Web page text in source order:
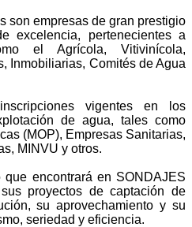
son empresas de gran prestigio
excelencia, pertenecientes a
el Agrícola, Vitivinícola,
Inmobiliarias, Comités de Agua
vigentes en los
de agua, tales como
(MOP), Empresas Sanitarias,
MINVU y otros.
encontrará en SONDAJES
proyectos de captación de
su aprovechamiento y su
seriedad y eficiencia.